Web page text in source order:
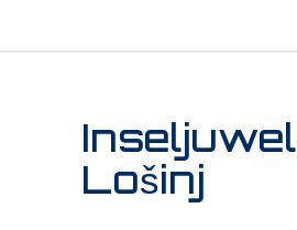
Inseljuwel
Lošinj